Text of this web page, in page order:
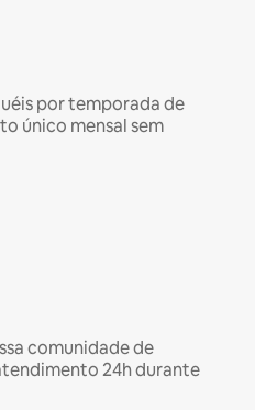
por temporada de
único mensal sem
comunidade de
24h durante